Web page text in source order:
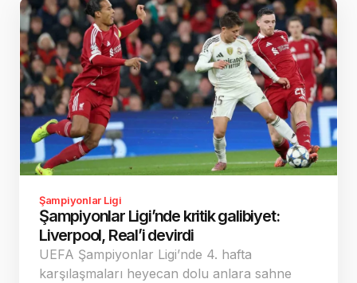
Şampiyonlar Ligi
Şampiyonlar Ligi’nde kritik galibiyet:
Liverpool, Real’i devirdi
UEFA Şampiyonlar Ligi’nde 4. hafta
karşılaşmaları heyecan dolu anlara sahne